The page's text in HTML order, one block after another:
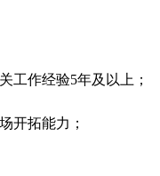
工作经验5年及以上；
开拓能力；